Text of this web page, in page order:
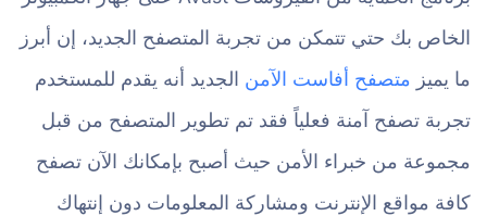
الخاص بك حتي تتمكن من تجربة المتصفح الجديد، إن أبرز
ما يميز متصفح أفاست الآمن الجديد أنه يقدم للمستخدم
تجربة تصفح آمنة فعلياً فقد تم تطوير المتصفح من قبل
مجموعة من خبراء الأمن حيث أصبح بإمكانك الآن تصفح
كافة مواقع الإنترنت ومشاركة المعلومات دون إنتهاك